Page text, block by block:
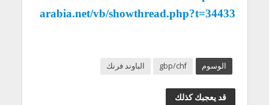
arabia.net/vb/showthread.php?t=34433
الوسوم gbp/chf الباوند فرنك
قد يعجبك كذلك